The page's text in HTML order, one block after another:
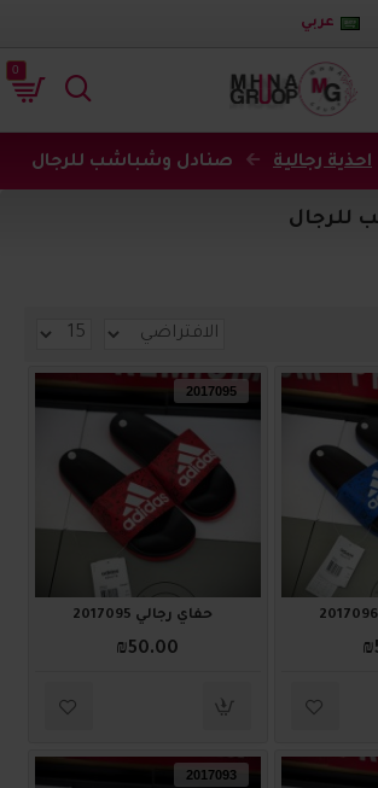
عربي
0
احذية رجالية صنادل وشباشب للرجال
للرجال
2017095
حفاي رجالي 2017095
₪50.00
2017093